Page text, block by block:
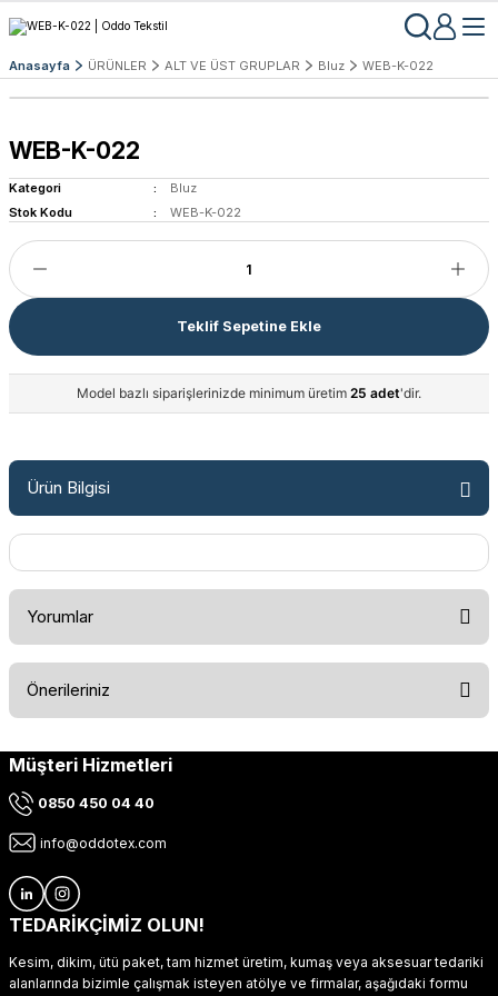
Anasayfa ÜRÜNLER ALT VE ÜST GRUPLAR Bluz WEB-K-022
WEB-K-022
Kategori
Bluz
Stok Kodu
WEB-K-022
Teklif Sepetine Ekle
Model bazlı siparişlerinizde minimum üretim 25 adet'dir.
Ürün Bilgisi
Yorumlar
Önerileriniz
Bu ürünün fiyat bilgisi, resim, ürün açıklamalarında ve diğer
kullanarak tarafımıza iletebilirsiniz.
Ürün resmi kalitesiz, bozuk veya görüntülenemiyor.
Ürün açıklamasında eksik bilgiler bulunuyor.
Ürün fiyatı diğer sitelerden daha pahalı.
Müşteri Hizmetleri
0850 450 04 40
info@oddotex.com
TEDARİKÇİMİZ OLUN!
Kesim, dikim, ütü paket, tam hizmet üretim, kumaş veya aksesuar tedariki
alanlarında bizimle çalışmak isteyen atölye ve firmalar, aşağıdaki formu